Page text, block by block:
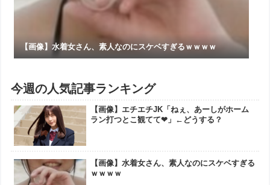
【画像】水着女さん、素人なのにスケベすぎるｗｗｗｗ
今週の人気記事ランキング
【画像】エチエチJK「ねぇ、あーしがホーム
ラン打つとこ観てて❤」←どうする？
【画像】水着女さん、素人なのにスケベすぎる
ｗｗｗｗ